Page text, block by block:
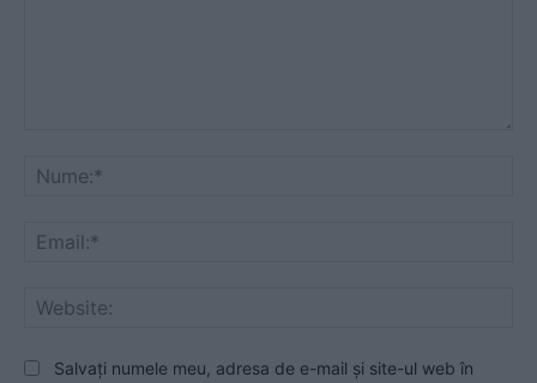
Salvați numele meu, adresa de e-mail și site-ul web în